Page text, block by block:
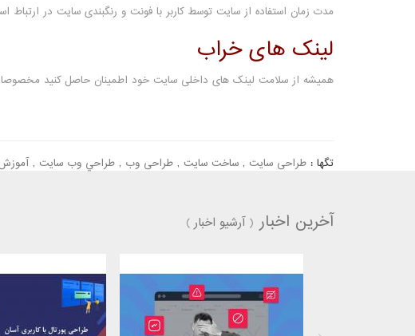
مدت زمان استفاده از سایت توسط کاربر با فونت و رنگبندی سایت در
لینک های خراب
همیشه از سلامت لینک های داخلی سایت خود اطمینان حاصل کنید
تگها : طراحی سایت , ساخت سایت , طراحی وب , طراحي وب سايت ,
آخرین اخبار (آرشیو اخبار)